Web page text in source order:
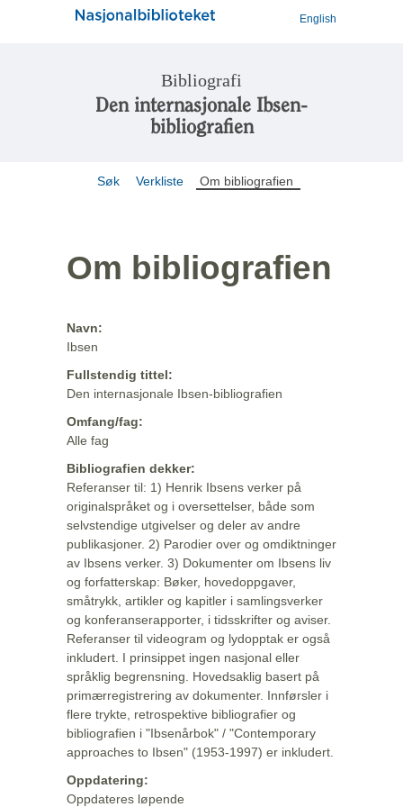
English
Bibliografi
Den internasjonale Ibsen-
bibliografien
Søk Verkliste Om bibliografien
Om bibliografien
Navn:
Ibsen
Fullstendig tittel:
Den internasjonale Ibsen-bibliografien
Omfang/fag:
Alle fag
Bibliografien dekker:
Referanser til: 1) Henrik Ibsens verker på
originalspråket og i oversettelser, både som
selvstendige utgivelser og deler av andre
publikasjoner. 2) Parodier over og omdiktninger
av Ibsens verker. 3) Dokumenter om Ibsens liv
og forfatterskap: Bøker, hovedoppgaver,
småtrykk, artikler og kapitler i samlingsverker
og konferanserapporter, i tidsskrifter og aviser.
Referanser til videogram og lydopptak er også
inkludert. I prinsippet ingen nasjonal eller
språklig begrensning. Hovedsaklig basert på
primærregistrering av dokumenter. Innførsler i
flere trykte, retrospektive bibliografier og
bibliografien i "Ibsenårbok" / "Contemporary
approaches to Ibsen" (1953-1997) er inkludert.
Oppdatering:
Oppdateres løpende